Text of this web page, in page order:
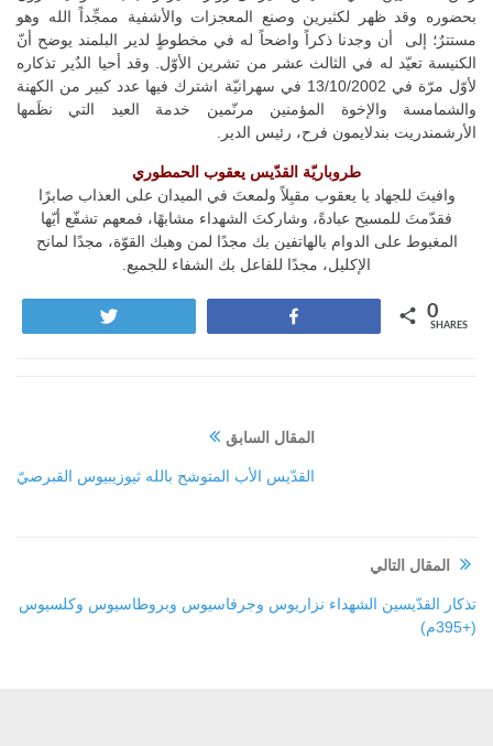
بحضوره وقد ظهر لكثيرين وصنع المعجزات والأشفية ممجِّداً الله وهو
مستترٌ؛ إلى أن وجدنا ذكراً واضحاً له في مخطوطٍ لدير البلمند يوضح أنّ
الكنيسة تعيّد له في الثالث عشر من تشرين الأوّل. وقد أحيا الدٌير تذكاره
لأوّل مرّة في 13/10/2002 في سهرانيّة اشترك فيها عدد كبير من الكهنة
والشمامسة والإخوة المؤمنين مرنّمين خدمة العيد التي نظَمها
الأرشمندريت بندلايمون فرح، رئيس الدير.
طروباريّة القدّيس يعقوب الحمطوري
وافيتَ للجهاد يا يعقوب مقبِلاً ولمعتَ في الميدان على العذاب صابرًا
فقدّمتَ للمسيح عبادةً، وشاركتَ الشهداء مشابهًا، فمعهم تشفّع أيّها
المغبوط على الدوام بالهاتفين بك مجدًا لمن وهبك القوّة، مجدًا لمانح
الإكليل، مجدًا للفاعل بك الشفاء للجميع.
0
SHARES
المقال السابق
القدّيس الأب المتوشح بالله ثيوزيبيوس القبرصيّ
المقال التالي
تذكار القدّيسين الشهداء نزاريوس وجرفاسيوس وبروطاسيوس وكلسيوس
(+395م)